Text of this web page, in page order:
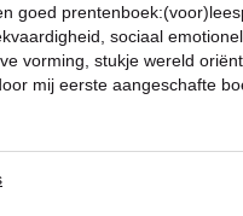
goed
sociaal
vorming, stukje wereld
mij eerste aangeschafte